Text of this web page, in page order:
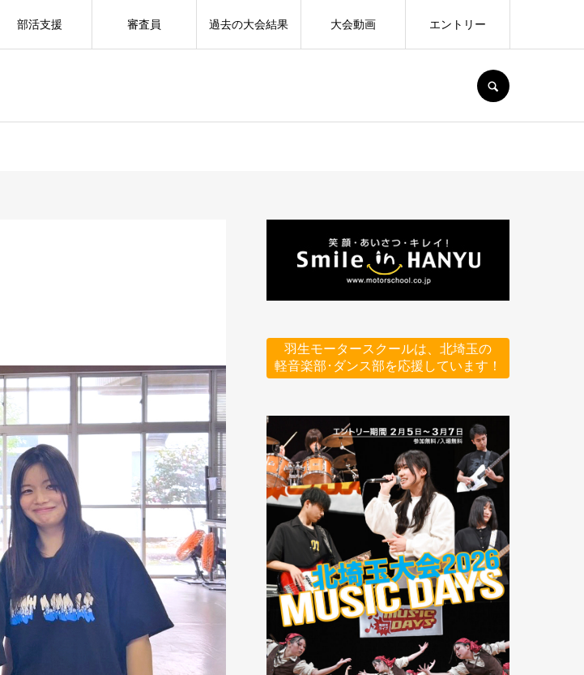
部活支援 審査員 過去の大会結果 大会動画 エントリー
羽生モータースクールは、北埼玉の
軽音楽部･ダンス部を応援しています！